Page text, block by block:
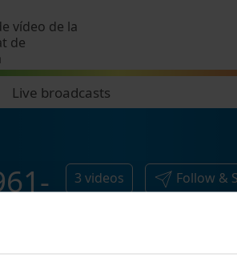
vídeo de la
de
Live broadcasts
3 videos Follow &